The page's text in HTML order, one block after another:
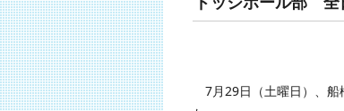
7月29日（土曜日）、船